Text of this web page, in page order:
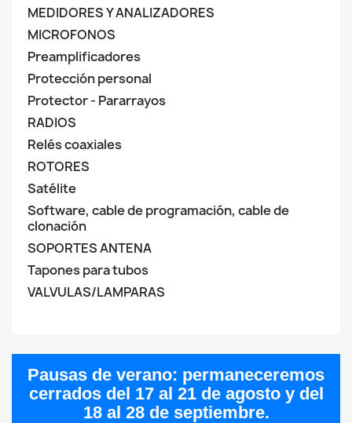
MEDIDORES Y ANALIZADORES
MICROFONOS
Preamplificadores
Protección personal
Protector - Pararrayos
RADIOS
Relés coaxiales
ROTORES
Satélite
Software, cable de programación, cable de
clonación
SOPORTES ANTENA
Tapones para tubos
VALVULAS/LAMPARAS
Pausas de verano: permaneceremos
cerrados del 17 al 21 de agostoy del
18 al 28 de septiembre.